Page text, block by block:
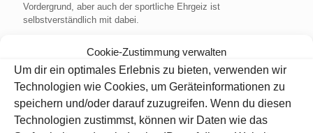
Cookie-Zustimmung verwalten
Um dir ein optimales Erlebnis zu bieten, verwenden wir
Technologien wie Cookies, um Geräteinformationen zu
speichern und/oder darauf zuzugreifen. Wenn du diesen
Technologien zustimmst, können wir Daten wie das
Vordergrund, aber auch der sportliche Ehrgeiz ist
selbstverständlich mit dabei.